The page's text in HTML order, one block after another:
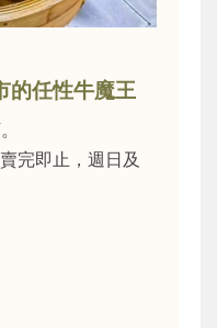
的任性牛魔王
完即止，週日及